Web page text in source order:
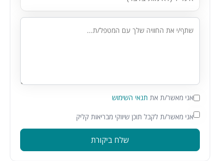
אני מאשר/ת את תנאי השימוש
אני מאשר/ת לקבל תוכן שיווקי מבריאות קליק
שלח ביקורת